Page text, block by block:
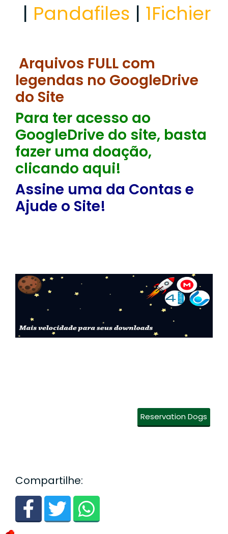
| Pandafiles | 1Fichier
Arquivos FULL com
legendas no GoogleDrive
do Site
Para ter acesso ao
GoogleDrive do site, basta
fazer uma doação,
clicando aqui!
Assine uma da Contas e
Ajude o Site!
Reservation Dogs
Compartilhe: